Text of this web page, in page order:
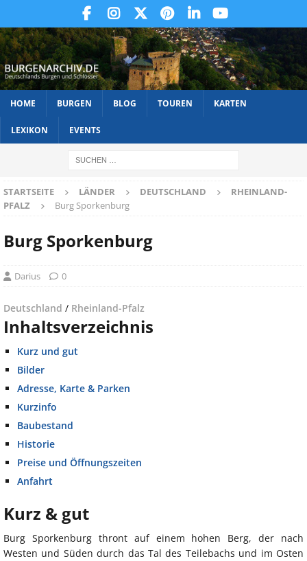
HOME BURGEN BLOG TOUREN KARTEN
LEXIKON EVENTS
STARTSEITE LÄNDER DEUTSCHLAND
RHEINLAND-
PFALZ
Burg Sporkenburg
Burg Sporkenburg
Darius 0
Deutschland / Rheinland-Pfalz
Inhaltsverzeichnis
Kurz und gut
Bilder
Adresse, Karte & Parken
Kurzinfo
Baubestand
Historie
Preise und Öffnungszeiten
Anfahrt
Kurz & gut
Burg Sporkenburg thront auf einem hohen Berg, der nach
Westen und Süden durch das Tal des Teilebachs und im Osten